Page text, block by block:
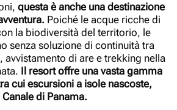
questa è anche una destinazione
Poiché le acque ricche di
la biodiversità del territorio, le
senza soluzione di continuità tra
avvistamento di are e trekking nella
Il resort offre una vasta gamma
cui escursioni a isole nascoste,
di Panama.